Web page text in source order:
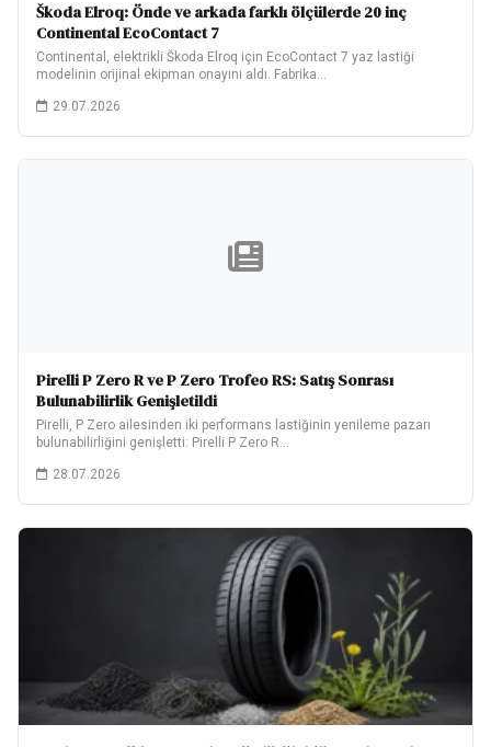
Škoda Elroq: Önde ve arkada farklı ölçülerde 20 inç
Continental EcoContact 7
Continental, elektrikli Škoda Elroq için EcoContact 7 yaz lastiği
modelinin orijinal ekipman onayını aldı. Fabrika…
29.07.2026
Pirelli P Zero R ve P Zero Trofeo RS: Satış Sonrası
Bulunabilirlik Genişletildi
Pirelli, P Zero ailesinden iki performans lastiğinin yenileme pazarı
bulunabilirliğini genişletti: Pirelli P Zero R…
28.07.2026